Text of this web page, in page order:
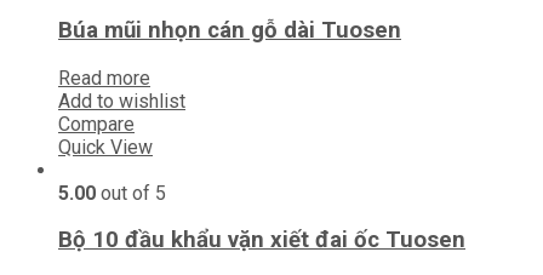
Búa mũi nhọn cán gỗ dài Tuosen
Read more
Add to wishlist
Compare
Quick View
5.00 out of 5
Bộ 10 đầu khẩu vặn xiết đai ốc Tuosen